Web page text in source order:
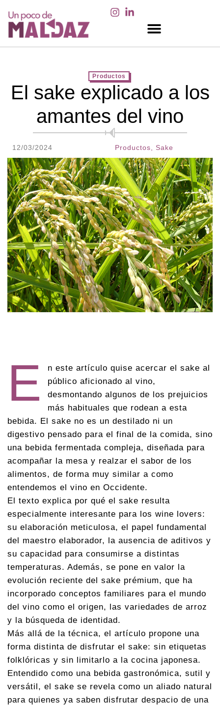
Productos
El sake explicado a los
amantes del vino
12/03/2024 Productos Sake
E
n este artículo quise acercar el sake al
público aficionado al vino,
desmontando algunos de los prejuicios
más habituales que rodean a esta
bebida. El sake no es un destilado ni un
digestivo pensado para el final de la comida, sino
una bebida fermentada compleja, diseñada para
acompañar la mesa y realzar el sabor de los
alimentos, de forma muy similar a como
entendemos el vino en Occidente.
El texto explica por qué el sake resulta
especialmente interesante para los wine lovers:
su elaboración meticulosa, el papel fundamental
del maestro elaborador, la ausencia de aditivos y
su capacidad para consumirse a distintas
temperaturas. Además, se pone en valor la
evolución reciente del sake prémium, que ha
incorporado conceptos familiares para el mundo
del vino como el origen, las variedades de arroz
y la búsqueda de identidad.
Más allá de la técnica, el artículo propone una
forma distinta de disfrutar el sake: sin etiquetas
folklóricas y sin limitarlo a la cocina japonesa.
Entendido como una bebida gastronómica, sutil y
versátil, el sake se revela como un aliado natural
para quienes ya saben disfrutar despacio de una